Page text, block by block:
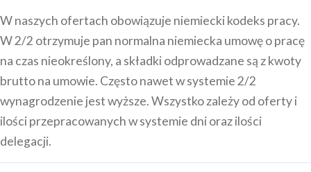
W naszych ofertach obowiązuje niemiecki kodeks pracy.
W 2/2 otrzymuje pan normalna niemiecka umowę o pracę
na czas nieokreślony, a składki odprowadzane są z kwoty
brutto na umowie. Często nawet w systemie 2/2
wynagrodzenie jest wyższe. Wszystko zależy od oferty i
ilości przepracowanych w systemie dni oraz ilości
delegacji.